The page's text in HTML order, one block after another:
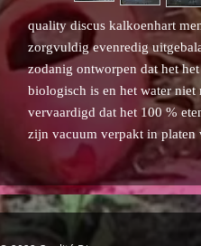
quality discus kalkoenhart
zorgvuldig evenredig
zodanig ontworpen dat het
biologisch is en het water niet
vervaardigd dat het 100 %
zijn vacuum verpakt in platen